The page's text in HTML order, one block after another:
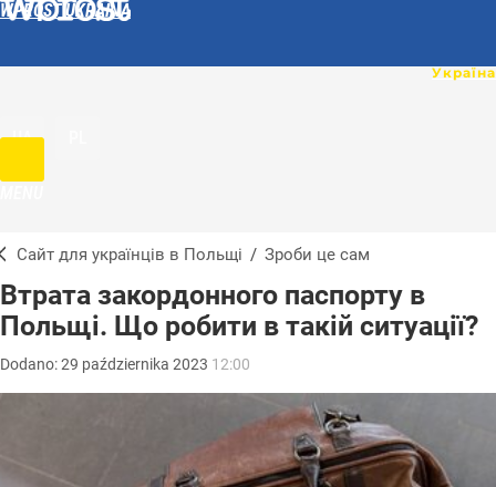
WPROST UKRAINA
UA
Сайт для українців в Польщі / Зроби це сам
Втрата закордонного паспорту в
Польщі. Що робити в такій ситуації?
Dodano:29 października 2023 12:00